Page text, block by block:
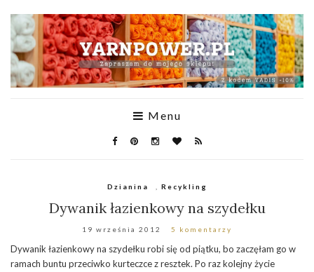
Menu
Dzianina Recykling
Dywanik łazienkowy na szydełku
19 września 2012 5 komentarzy
Dywanik łazienkowy na szydełku robi się od piątku, bo zaczęłam go w
ramach buntu przeciwko kurteczce z resztek. Po raz kolejny życie